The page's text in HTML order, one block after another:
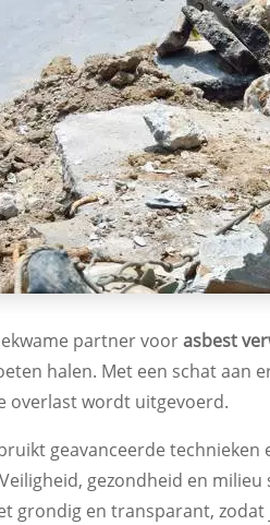
partner voorasbest
halen. Met een schat aan
overlast wordt uitgevoerd.
geavanceerde
gezondheid en
grondig en transparant,